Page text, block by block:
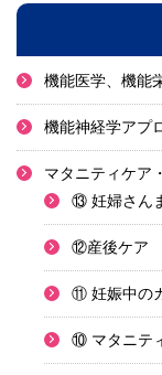
機能医学、機能
機能神経学アプ
マタニティケア
⑬ 妊婦さん
⑫産後ケア
⑪ 妊娠中の
⑩ マタニテ